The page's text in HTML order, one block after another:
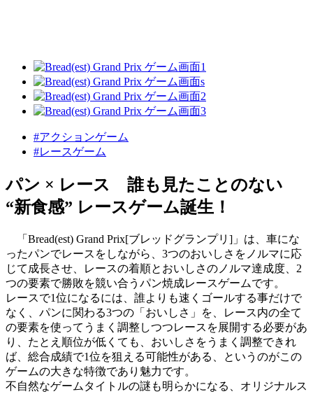
#アクションゲーム
#レースゲーム
パン × レース 誰も見たことのない
“新食感” レースゲーム誕生！
「Bread(est) Grand Prix[ブレッドグランプリ]」は、車にな
ったパンでレースをしながら、3つのおいしさをノルマに応
じて成長させ、レースの着順とおいしさのノルマ達成度、2
つの要素で勝敗を競い合うパン焼成レースゲームです。
レースで1位になるには、誰よりも速くゴールする事だけで
なく、パンに関わる3つの「おいしさ」を、レース内の全て
の要素を使ってうまく調整しつつレースを展開する必要があ
り、たとえ順位が低くても、おいしさをうまく調整できれ
ば、総合成績で1位を狙える可能性がある、というのがこの
ゲームの大きな特徴であり魅力です。
不自然なゲームタイトルの謎も明らかになる、オリジナルス